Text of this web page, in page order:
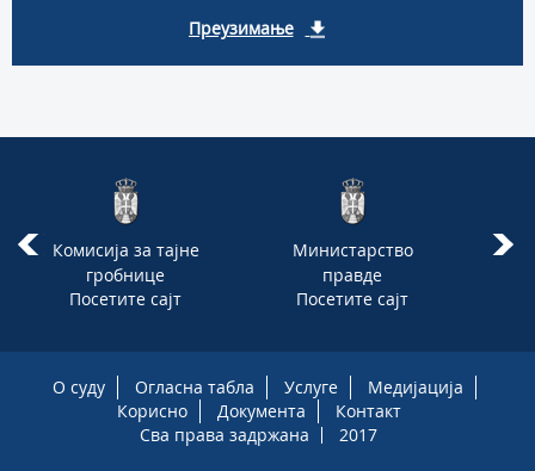
Преузимање
Комисија за тајне
гробнице
Посетите сајт
Министарство
правде
Посетите сајт
О суду Огласна табла Услуге
Медијација
Корисно
Документа
Контакт
Сва права задржана
2017